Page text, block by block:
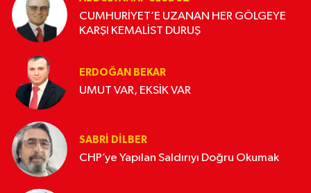
CUMHURİYET’E UZANAN HER GÖLGEYE
KARŞI KEMALİST DURUŞ
ERDOĞAN BEKAR
UMUT VAR, EKSİK VAR
SABRI DILBER
CHP’ye Yapılan Saldırıyı Doğru Okumak